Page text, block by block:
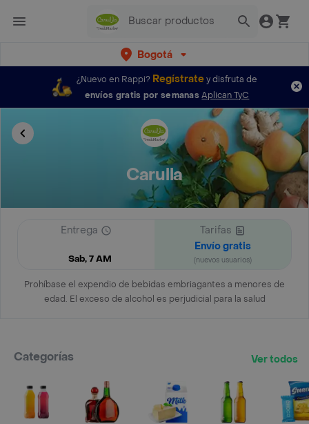
Bogotá
¿Nuevo en Rappi? Regístratey disfruta de
envíos gratis por semanas Aplican TyC
Carulla
Entrega
Sab, 7 AM
Tarifas
Envío gratis
(nuevos usuarios)
Prohíbase el expendio de bebidas embriagantes a menores de
edad. El exceso de alcohol es perjudicial para la salud
Categorías Ver todos